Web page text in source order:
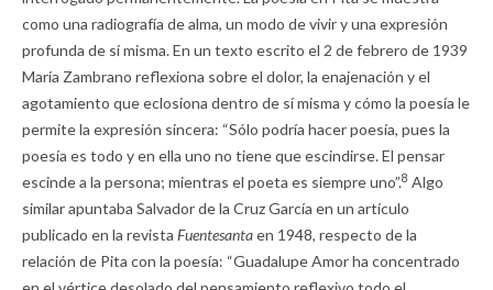
como una radiografía de alma, un modo de vivir y una expresión
profunda de sí misma. En un texto escrito el 2 de febrero de 1939
María Zambrano reflexiona sobre el dolor, la enajenación y el
agotamiento que eclosiona dentro de sí misma y cómo la poesía le
permite la expresión sincera: “Sólo podría hacer poesía, pues la
poesía es todo y en ella uno no tiene que escindirse. El pensar
escinde a la persona; mientras el poeta es siempre uno”.8 Algo
similar apuntaba Salvador de la Cruz García en un artículo
publicado en la revista Fuentesantaen 1948, respecto de la
relación de Pita con la poesía: “Guadalupe Amor ha concentrado